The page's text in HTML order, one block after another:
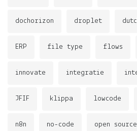
dochorizon droplet
ERP file type flows
innovate integratie
JFIF klippa lowcode
n8n no-code open source